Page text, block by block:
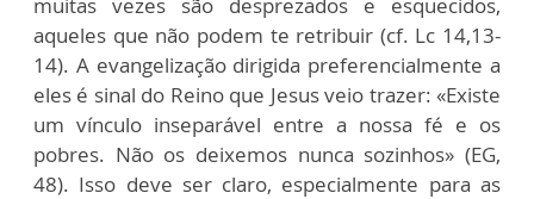
muitas vezes são desprezados e esquecidos,
aqueles que não podem te retribuir (cf. Lc 14,13-
14). A evangelização dirigida preferencialmente a
eles é sinal do Reino que Jesus veio trazer: «Existe
um vínculo inseparável entre a nossa fé e os
pobres. Não os deixemos nunca sozinhos» (EG,
48). Isso deve ser claro, especialmente para as